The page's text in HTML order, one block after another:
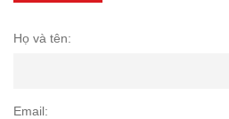
Họ và tên:
Email: